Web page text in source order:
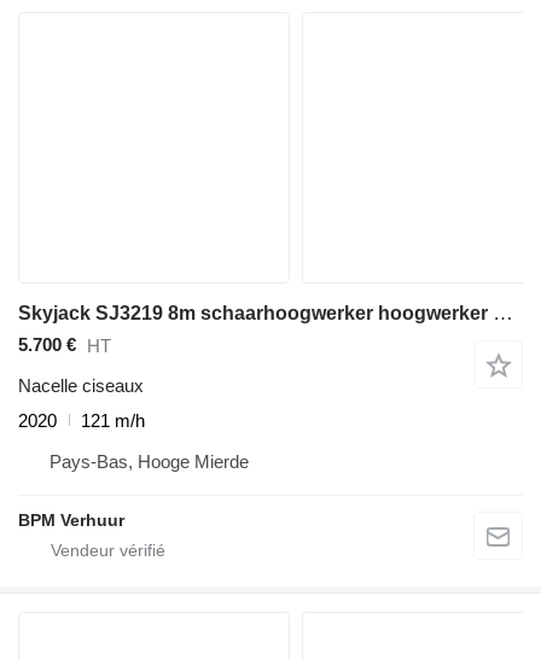
Skyjack SJ3219 8m schaarhoogwerker hoogwerker Skyjack
5.700 € HT
Nacelle ciseaux
2020
121 m/h
Pays-Bas, Hooge Mierde
BPM Verhuur